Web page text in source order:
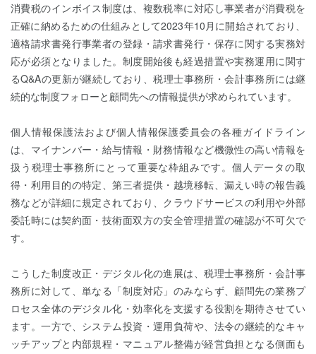
消費税のインボイス制度は、複数税率に対応し事業者が消費税を
正確に納めるための仕組みとして2023年10月に開始されており、
適格請求書発行事業者の登録・請求書発行・保存に関する実務対
応が必須となりました。制度開始後も経過措置や実務運用に関す
るQ&Aの更新が継続しており、税理士事務所・会計事務所には継
続的な制度フォローと顧問先への情報提供が求められています。
個人情報保護法および個人情報保護委員会の各種ガイドライン
は、マイナンバー・給与情報・財務情報など機微性の高い情報を
扱う税理士事務所にとって重要な枠組みです。個人データの取
得・利用目的の特定、第三者提供・越境移転、漏えい時の報告義
務などが詳細に規定されており、クラウドサービスの利用や外部
委託時には契約面・技術面双方の安全管理措置の確認が不可欠で
す。
こうした制度改正・デジタル化の進展は、税理士事務所・会計事
務所に対して、単なる「制度対応」のみならず、顧問先の業務プ
ロセス全体のデジタル化・効率化を支援する役割を期待させてい
ます。一方で、システム投資・運用負荷や、法令の継続的なキャ
ッチアップと内部規程・マニュアル整備が経営負担となる側面も